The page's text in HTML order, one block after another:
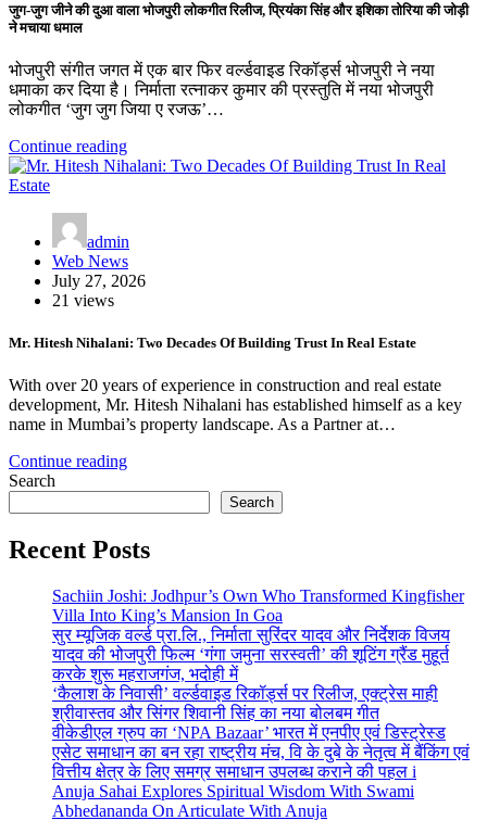
जुग-जुग जीने की दुआ वाला भोजपुरी लोकगीत रिलीज, प्रियंका सिंह और इशिका तोरिया की जोड़ी
ने मचाया धमाल
भोजपुरी संगीत जगत में एक बार फिर वर्ल्डवाइड रिकॉर्ड्स भोजपुरी ने नया
धमाका कर दिया है। निर्माता रत्नाकर कुमार की प्रस्तुति में नया भोजपुरी
लोकगीत ‘जुग जुग जिया ए रजऊ’…
Continue reading
admin
Web News
July 27, 2026
21 views
Mr. Hitesh Nihalani: Two Decades Of Building Trust In Real Estate
With over 20 years of experience in construction and real estate
development, Mr. Hitesh Nihalani has established himself as a key
name in Mumbai’s property landscape. As a Partner at…
Continue reading
Search
Search
Recent Posts
Sachiin Joshi: Jodhpur’s Own Who Transformed Kingfisher
Villa Into King’s Mansion In Goa
सुर म्यूजिक वर्ल्ड प्रा.लि., निर्माता सुरिंदर यादव और निर्देशक विजय
यादव की भोजपुरी फिल्म ‘गंगा जमुना सरस्वती’ की शूटिंग ग्रैंड मुहूर्त
करके शुरू महराजगंज, भदोही में
‘कैलाश के निवासी’ वर्ल्डवाइड रिकॉर्ड्स पर रिलीज, एक्ट्रेस माही
श्रीवास्तव और सिंगर शिवानी सिंह का नया बोलबम गीत
वीकेडीएल ग्रुप का ‘NPA Bazaar’ भारत में एनपीए एवं डिस्ट्रेस्ड
एसेट समाधान का बन रहा राष्ट्रीय मंच, वि के दुबे के नेतृत्व में बैंकिंग एवं
वित्तीय क्षेत्र के लिए समग्र समाधान उपलब्ध कराने की पहल i
Anuja Sahai Explores Spiritual Wisdom With Swami
Abhedananda On Articulate With Anuja